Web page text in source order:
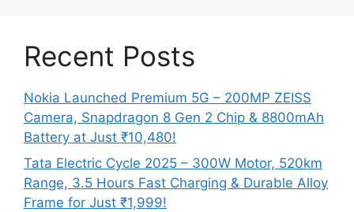
Recent Posts
Nokia Launched Premium 5G – 200MP ZEISS
Camera, Snapdragon 8 Gen 2 Chip & 8800mAh
Battery at Just ₹10,480!
Tata Electric Cycle 2025 – 300W Motor, 520km
Range, 3.5 Hours Fast Charging & Durable Alloy
Frame for Just ₹1,999!